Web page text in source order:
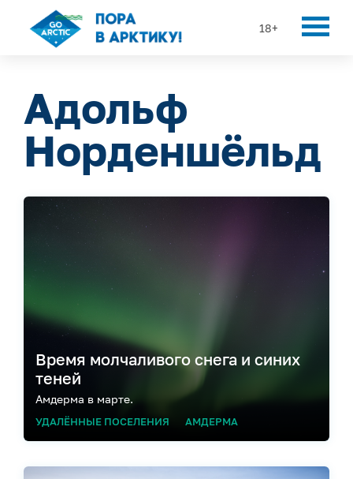
18+
Адольф
Норденшёльд
Время молчаливого снега и синих
теней
Амдерма в марте.
УДАЛЁННЫЕ ПОСЕЛЕНИЯ АМДЕРМА